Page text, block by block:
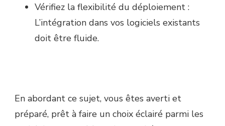
Vérifiez la flexibilité du déploiement :
L’intégration dans vos logiciels existants
doit être fluide.
En abordant ce sujet, vous êtes averti et
préparé, prêt à faire un choix éclairé parmi les